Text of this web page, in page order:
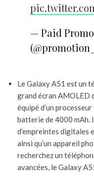
— Paid
Le Galaxy A51 est un
grand écran AMOLED
équipé d’un
batterie de 4000 mAh.
d’empreintes digitales
ainsi qu’un appareil
recherchez un
avancées, le Galaxy